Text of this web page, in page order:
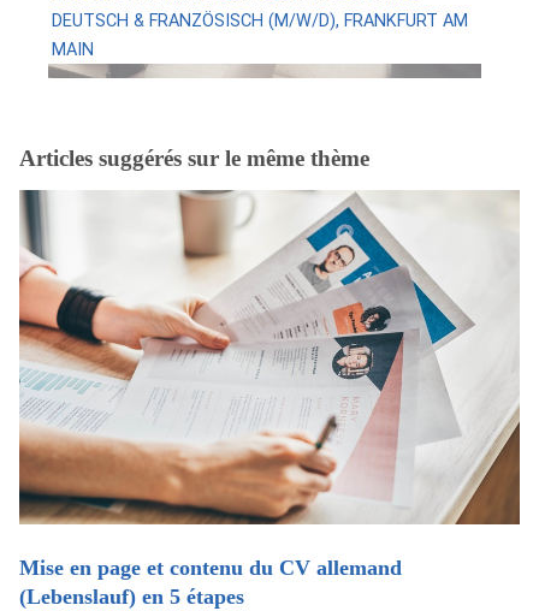
DEUTSCH & FRANZÖSISCH (M/W/D), FRANKFURT AM
MAIN
Articles suggérés sur le même thème
Mise en page et contenu du CV allemand
(Lebenslauf) en 5 étapes